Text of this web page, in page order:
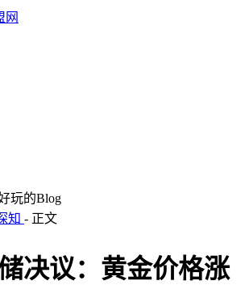
玩的Blog
知 - 正文
决议：黄金价格涨